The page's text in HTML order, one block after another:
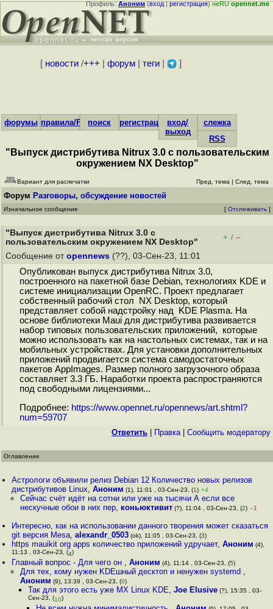
Профиль:Аноним(вход|регистрация)неRUopennet.me
[ новости/+++ форум| теги| ]
форумы правила/FAQпоиск регистрациявход/
выход
слежка
RSS
"Выпуск дистрибутива Nitrux 3.0 с пользовательским
окружением NX Desktop"
Вариант для распечатки Пред. тема | След. тема
Форум Разговоры, обсуждение новостей
Изначальное сообщение [ Отслеживать ]
"Выпуск дистрибутива Nitrux 3.0 с
пользовательским окружением NX Desktop"
+ / –
Сообщение от opennews (??), 03-Сен-23, 11:01
Опубликован выпуск дистрибутива Nitrux 3.0,
построенного на пакетной базе Debian, технологиях KDE и
системе инициализации OpenRC. Проект предлагает
собственный рабочий стол NX Desktop, который
представляет собой надстройку над KDE Plasma. На
основе библиотеки Maui для дистрибутива развивается
набор типовых пользовательских приложений, которые
можно использовать как на настольных системах, так и на
мобильных устройствах. Для установки дополнительных
приложений продвигается система самодостаточных
пакетов AppImages. Размер полного загрузочного образа
составляет 3.3 ГБ. Наработки проекта распространяются
под свободными лицензиями...
Подробнее: https://www.opennet.ru/opennews/art.shtml?
num=59707
Ответить Правка| Cообщить модератору
Оглавление
Астрологи объявили релиз Debian 12 Количество новых релизов
дистрибутивов Linux,Аноним (1), 11:01 , 03-Сен-23, (1) +4
Сейчас счёт идёт на сотни или уже на тысячи А если все
нескучные обои в них пер, коньюктивит(?), 11:04 , 03-Сен-23, (2) –1
Интересно, как на использовании данного творения может сказаться
git версия Mesa,alexandr_0503 (ok), 11:05 , 03-Сен-23, (3)
https mauikit org apps количество приложений удручает,Аноним (4),
11:13 , 03-Сен-23, (4)
Главный вопрос - Для чего он ,Аноним (4), 11:14 , 03-Сен-23, (5)
Для тех, кому нужен KDEшный десктоп и ненужен systemd ,
Аноним (9), 13:39 , 03-Сен-23, (9)
Так для этого есть уже MX Linux KDE, Joe Elusive(?), 15:35 , 03-
Сен-23, (10)